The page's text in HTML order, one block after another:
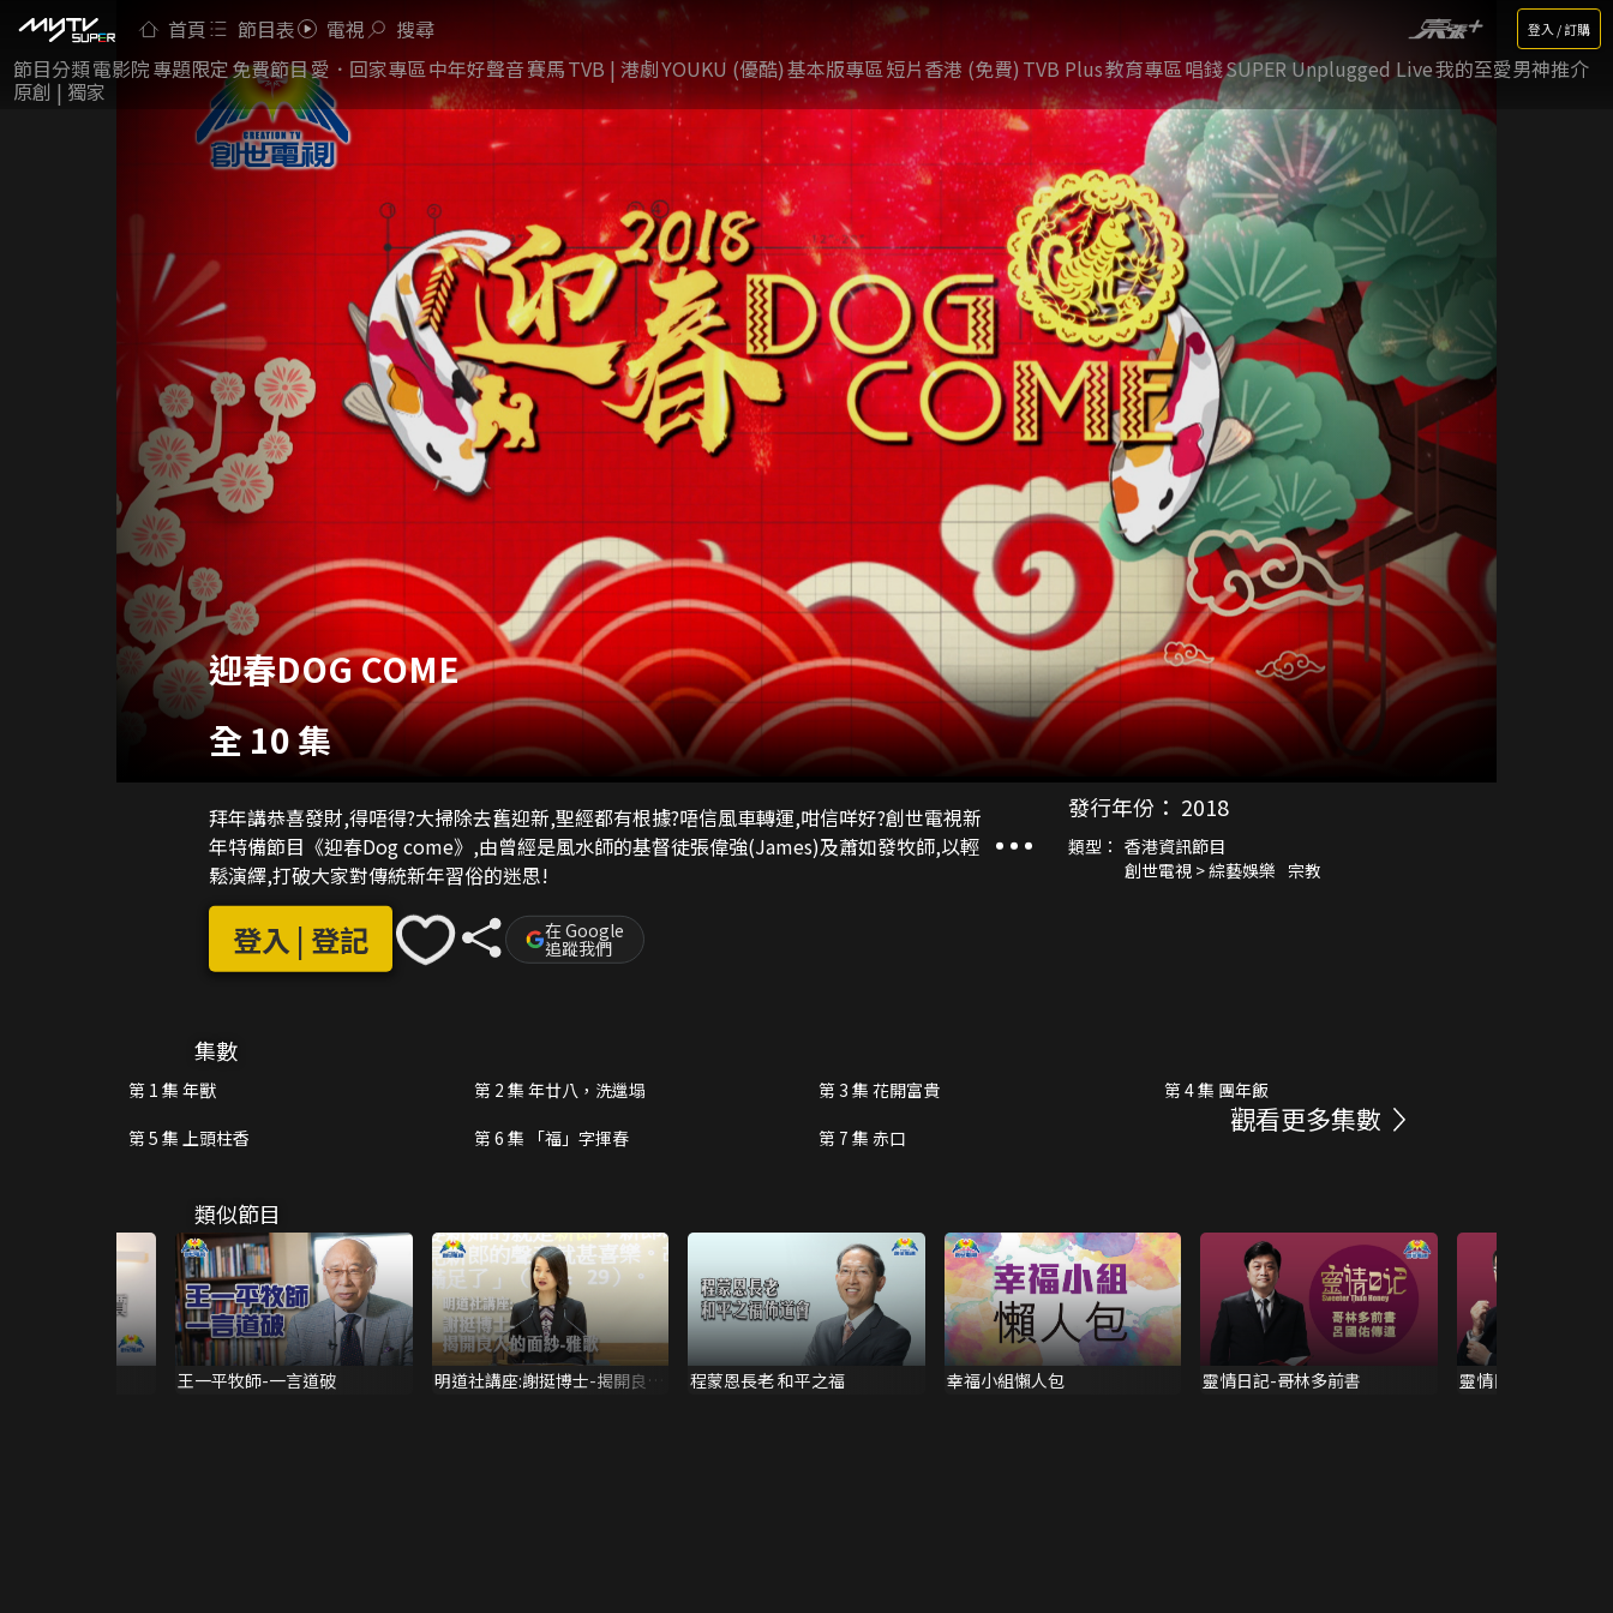
首頁 節目表 電視 搜尋 登入 / 訂購
節目分類電影院專題限定免費節目愛．回家專區中年好聲音賽馬TVB | 港劇YOUKU (優酷)基本版專區短片香港 (免費) TVB Plus教育專區唱錢SUPER Unplugged Live我的至愛男神推介
原創 | 獨家
迎春DOG COME
全 10 集
拜年講恭喜發財,得唔得?大掃除去舊迎新,聖經都有根據?唔信風車轉運,咁信咩好?創世電視新
年特備節目《迎春Dog come》,由曾經是風水師的基督徒張偉強(James)及蕭如發牧師,以輕
鬆演繹,打破大家對傳統新年習俗的迷思!
登入 | 登記 在 Google
追蹤我們
發行年份： 2018
類型： 香港資訊節目
創世電視 > 綜藝娛樂 宗教
集數
第 1 集 年獸 第 2 集 年廿八，洗邋塌 第 3 集 花開富貴
第 4 集 團年飯
第 5 集 上頭柱香
第 6 集 「福」字揮春 第 7 集 赤口
觀看更多集數
類似節目
王一平牧師-一言道破
明道社講座:謝挺博士-揭開良人
程蒙恩長老 和平之福 幸福小組懶人包 靈情日記-哥林多前書 靈情日記-羅馬書